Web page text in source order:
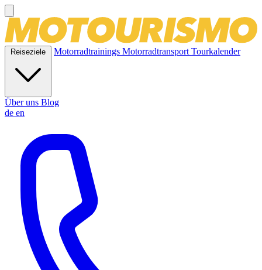
Reiseziele Motorradtrainings MotorradtransportTourkalender
Über uns Blog
de en